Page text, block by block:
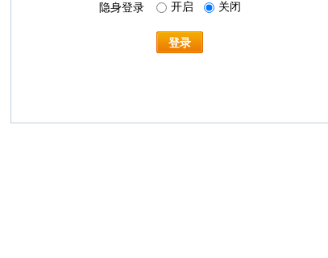
隐身登录 开启 关闭
登录